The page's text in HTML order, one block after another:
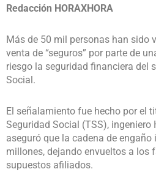
Redacción HORAXHORA
Más de 50 mil personas han sido
venta de “seguros” por parte de
riesgo la seguridad financiera del
Social.
El señalamiento fue hecho por el
Seguridad Social (TSS), ingeniero
aseguró que la cadena de
millones, dejando envueltos a los
supuestos afiliados.